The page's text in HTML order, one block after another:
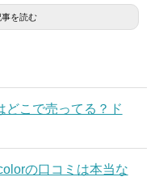
事を読む
どこで売ってる？ド
の口コミは本当な